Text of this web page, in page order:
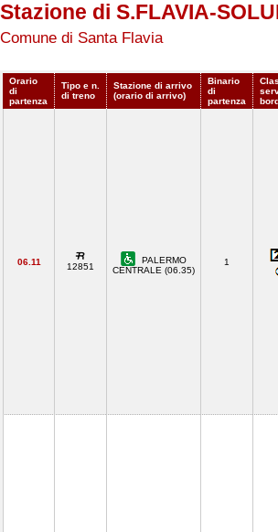
Stazione di S.FLAVIA-
Comune di Santa Flavia
Orario
di
partenza
Tipo e n.
di treno
Stazione di arrivo
(orario di arrivo)
Binario
di
partenza
06.11 12851
PALERMO
CENTRALE (06.35)
1